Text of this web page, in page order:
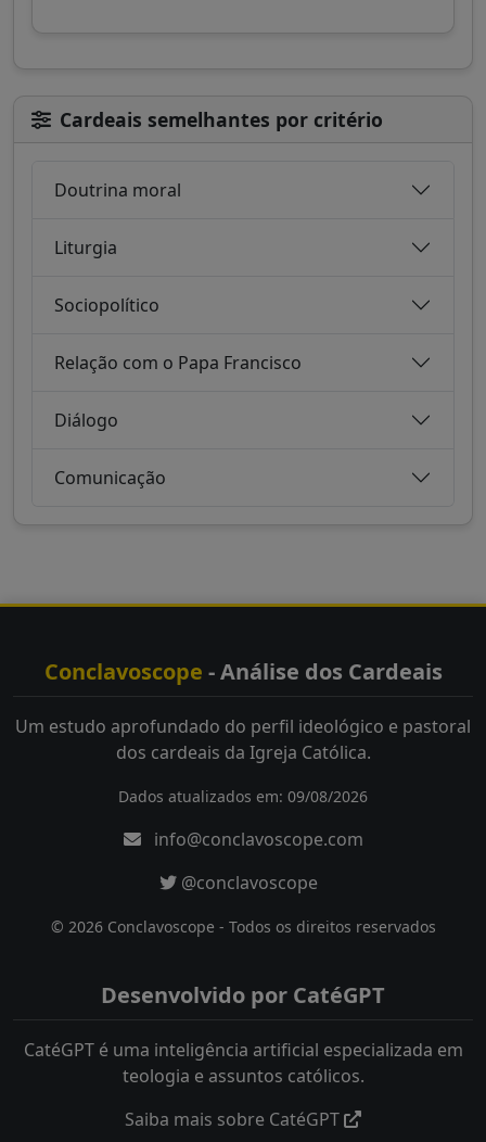
Cardeais semelhantes por critério
Doutrina moral
Liturgia
Sociopolítico
Relação com o Papa Francisco
Diálogo
Comunicação
Conclavoscope - Análise dos Cardeais
Um estudo aprofundado do perfil ideológico e pastoral
dos cardeais da Igreja Católica.
Dados atualizados em: 09/08/2026
info@conclavoscope.com
@conclavoscope
© 2026 Conclavoscope - Todos os direitos reservados
Desenvolvido por CatéGPT
CatéGPT é uma inteligência artificial especializada em
teologia e assuntos católicos.
Saiba mais sobre CatéGPT